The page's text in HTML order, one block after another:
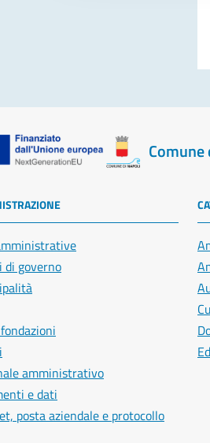
di governo
amministrativo
e dati
posta aziendale e protocollo